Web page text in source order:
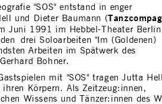
"SOS" entstand in enger
und Dieter Baumann (
Juni 1991 im Hebbel-Theater Berlin
drei Soloarbeiten "Im (Goldenen)
Arbeiten im Spätwerk des
Bohner.
mit "SOS" tragen Jutta
Körpern. Als Zeitzeug:innen,
Wissens und Tänzer:innen des